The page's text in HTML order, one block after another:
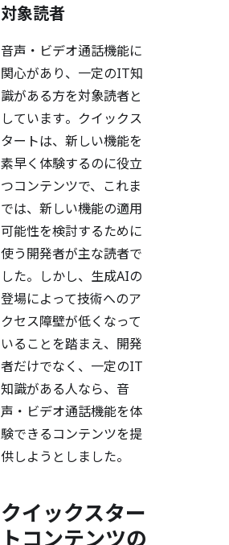
対象読者
音声・ビデオ通話機能に
関心があり、一定のIT知
識がある方を対象読者と
しています。クイックス
タートは、新しい機能を
素早く体験するのに役立
つコンテンツで、これま
では、新しい機能の適用
可能性を検討するために
使う開発者が主な読者で
した。しかし、生成AIの
登場によって技術へのア
クセス障壁が低くなって
いることを踏まえ、開発
者だけでなく、一定のIT
知識がある人なら、音
声・ビデオ通話機能を体
験できるコンテンツを提
供しようとしました。
クイックスター
トコンテンツの